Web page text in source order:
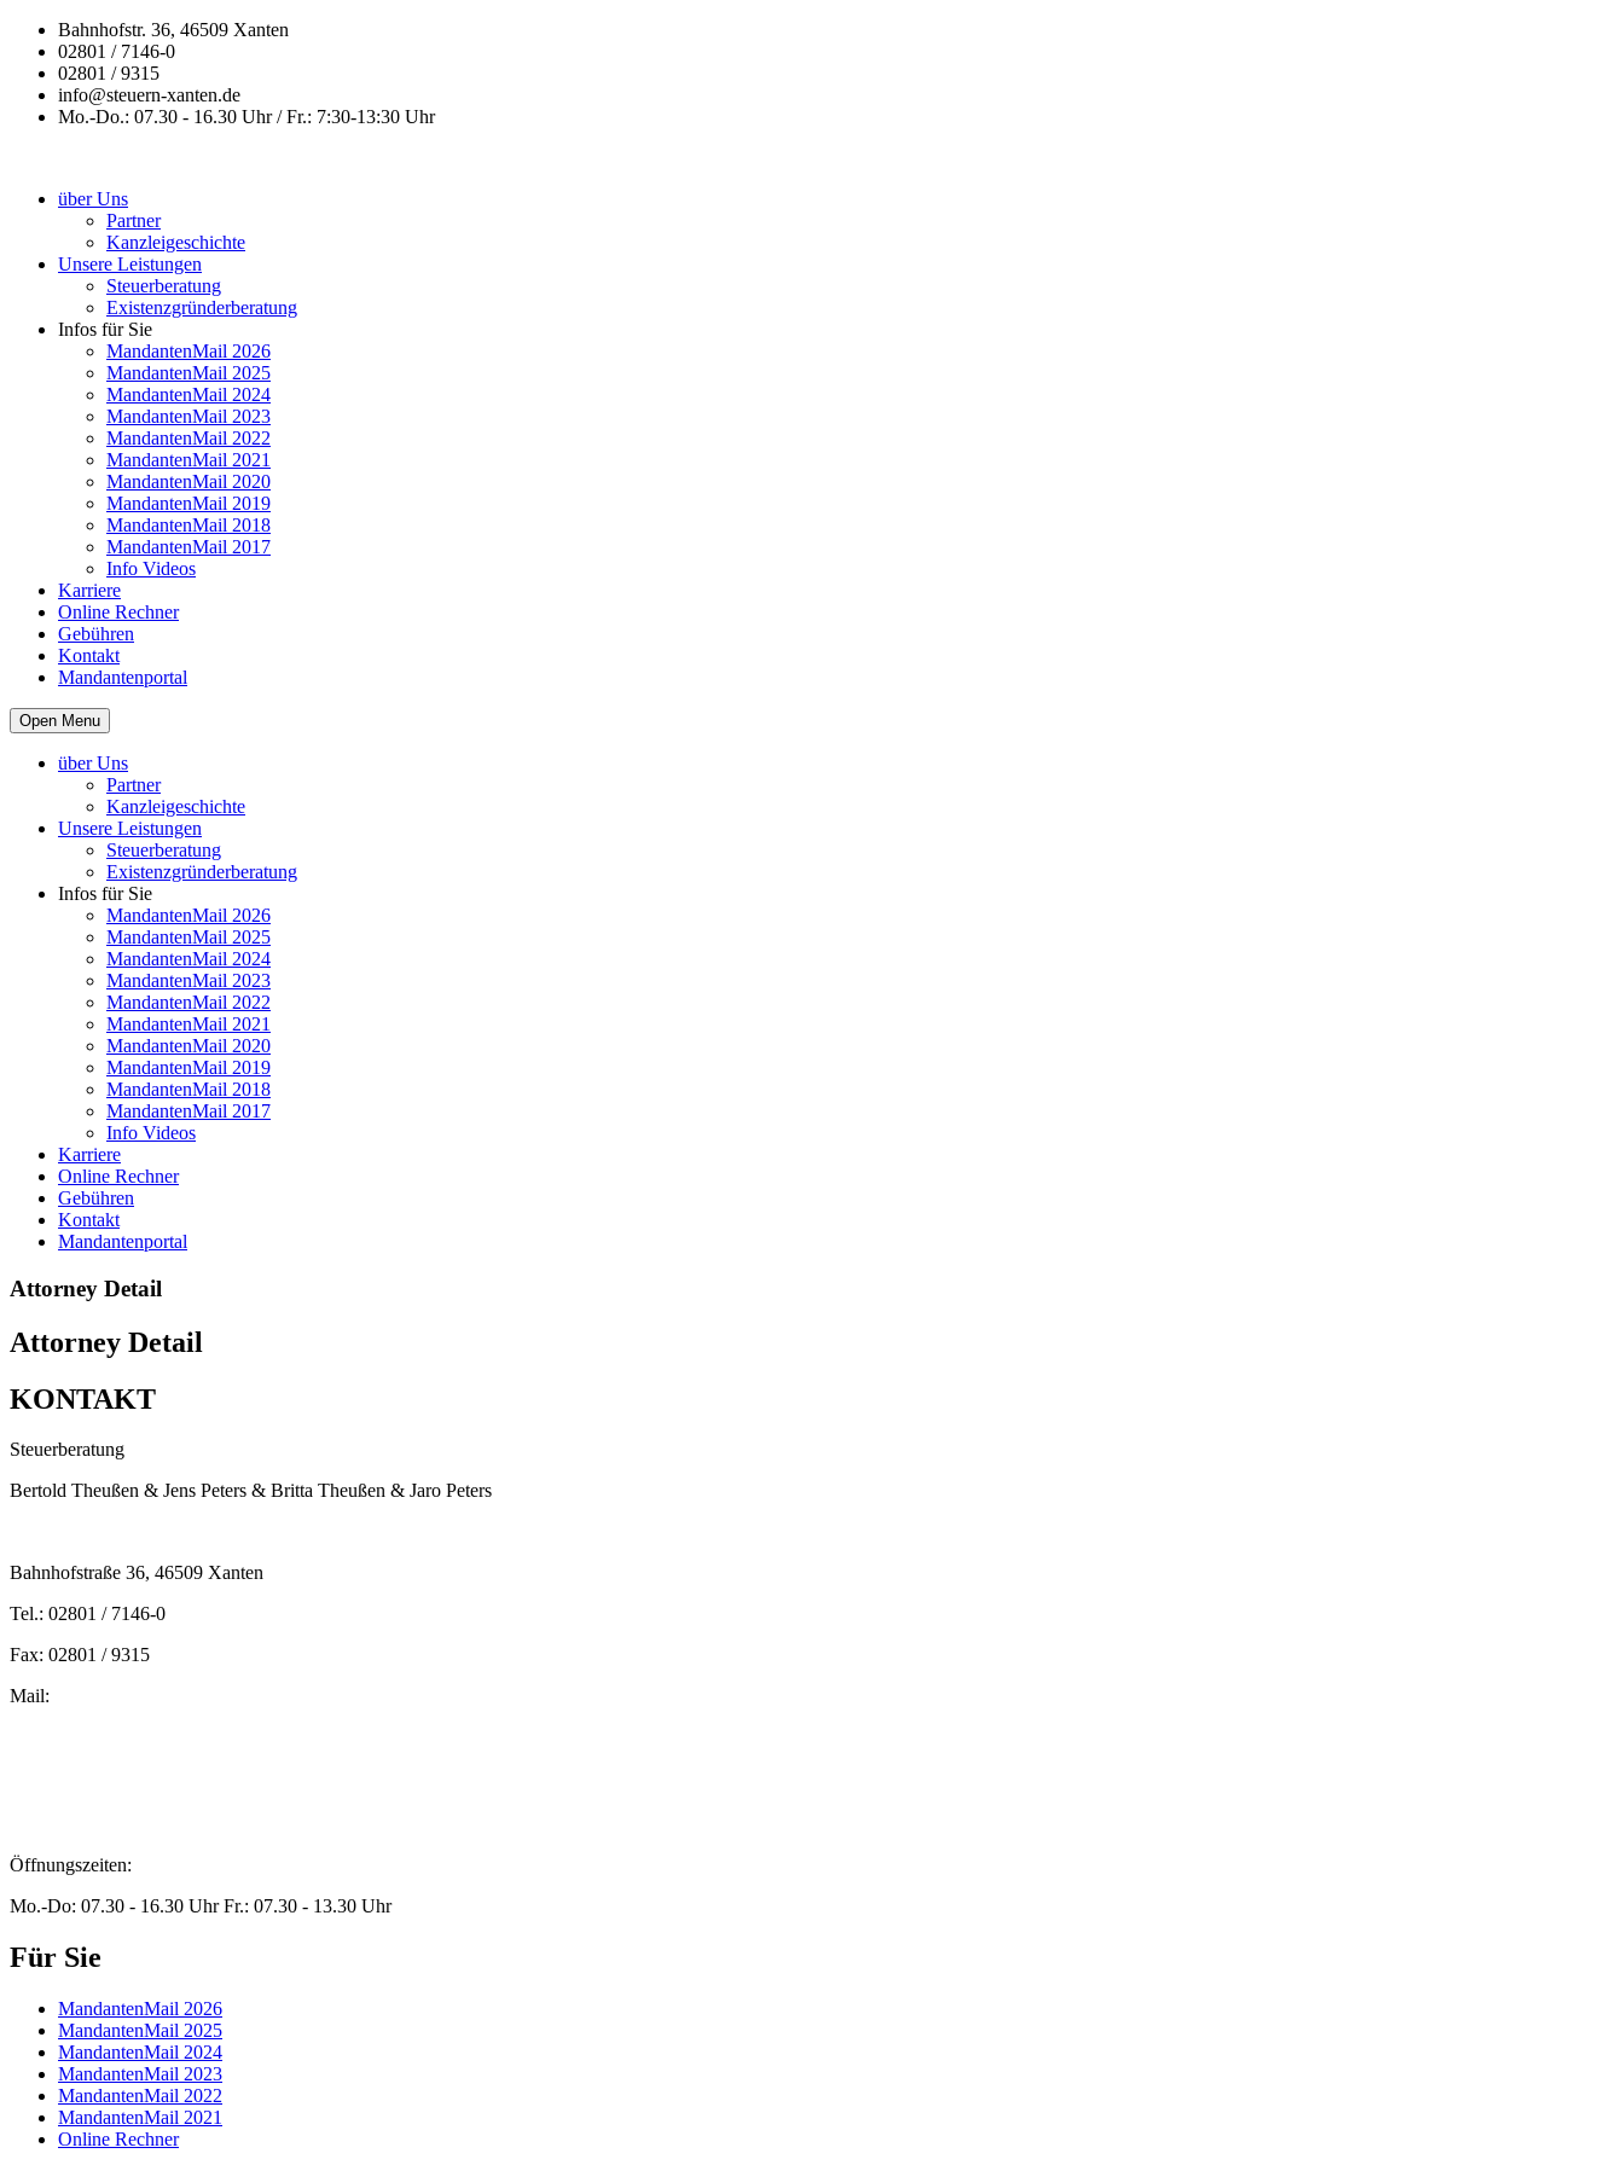
Bahnhofstr. 36, 46509 Xanten
02801 / 7146-0
02801 / 9315
info@steuern-xanten.de
Mo.-Do.: 07.30 - 16.30 Uhr / Fr.: 7:30-13:30 Uhr
über Uns
Partner
Kanzleigeschichte
Unsere Leistungen
Steuerberatung
Existenzgründerberatung
Infos für Sie
MandantenMail 2026
MandantenMail 2025
MandantenMail 2024
MandantenMail 2023
MandantenMail 2022
MandantenMail 2021
MandantenMail 2020
MandantenMail 2019
MandantenMail 2018
MandantenMail 2017
Info Videos
Karriere
Online Rechner
Gebühren
Kontakt
Mandantenportal
Open Menu
über Uns
Partner
Kanzleigeschichte
Unsere Leistungen
Steuerberatung
Existenzgründerberatung
Infos für Sie
MandantenMail 2026
MandantenMail 2025
MandantenMail 2024
MandantenMail 2023
MandantenMail 2022
MandantenMail 2021
MandantenMail 2020
MandantenMail 2019
MandantenMail 2018
MandantenMail 2017
Info Videos
Karriere
Online Rechner
Gebühren
Kontakt
Mandantenportal
Attorney Detail
Attorney Detail
KONTAKT
Steuerberatung
Bertold Theußen & Jens Peters & Britta Theußen & Jaro Peters
Bahnhofstraße 36, 46509 Xanten
Tel.: 02801 / 7146-0
Fax: 02801 / 9315
Mail:
Öffnungszeiten:
Mo.-Do: 07.30 - 16.30 Uhr Fr.: 07.30 - 13.30 Uhr
Für Sie
MandantenMail 2026
MandantenMail 2025
MandantenMail 2024
MandantenMail 2023
MandantenMail 2022
MandantenMail 2021
Online Rechner